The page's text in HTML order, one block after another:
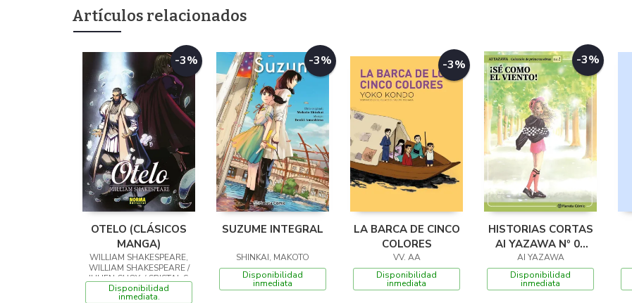
Artículos relacionados
-3%
OTELO (CLÁSICOS
MANGA)
WILLIAM SHAKESPEARE,
WILLIAM SHAKESPEARE /
JULIEN CHOY, / CRISTAL S.
CHAN,
Disponibilidad
inmediata.
-3%
SUZUME INTEGRAL
SHINKAI, MAKOTO
Disponibilidad
inmediata
-3%
LA BARCA DE CINCO
COLORES
VV. AA
Disponibilidad
inmediata
-3%
HISTORIAS CORTAS
AI YAZAWA Nº 01
(KAZE NI NARE!)
AI YAZAWA
Disponibilidad
inmediata